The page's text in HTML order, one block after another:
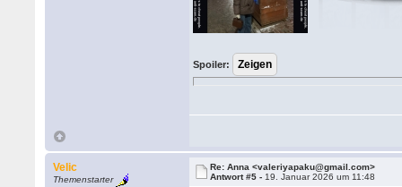
Spoiler:
Velic
Themenstarter
Re: Anna <valeriyapaku@gmail.com>
Antwort #5 - 19. Januar 2026 um 11:48